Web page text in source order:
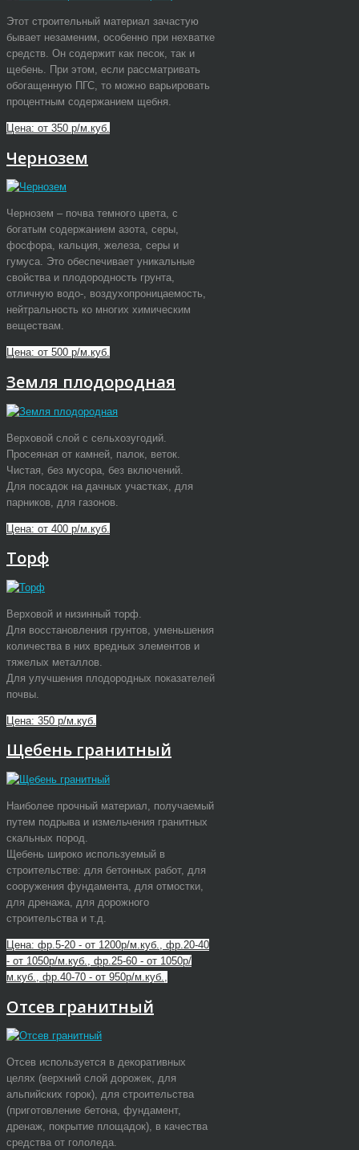
Этот строительный материал зачастую
бывает незаменим, особенно при нехватке
средств. Он содержит как песок, так и
щебень. При этом, если рассматривать
обогащенную ПГС, то можно варьировать
процентным содержанием щебня.
Цена: от 350 р/м.куб.
Чернозем
Чернозем – почва темного цвета, с
богатым содержанием азота, серы,
фосфора, кальция, железа, серы и
гумуса. Это обеспечивает уникальные
свойства и плодородность грунта,
отличную водо-, воздухопроницаемость,
нейтральность ко многих химическим
веществам.
Цена: от 500 р/м.куб.
Земля плодородная
Верховой слой с сельхозугодий.
Просеяная от камней, палок, веток.
Чистая, без мусора, без включений.
Для посадок на дачных участках, для
парников, для газонов.
Цена: от 400 р/м.куб.
Торф
Верховой и низинный торф.
Для восстановления грунтов, уменьшения
количества в них вредных элементов и
тяжелых металлов.
Для улучшения плодородных показателей
почвы.
Цена: 350 р/м.куб.
Щебень гранитный
Наиболее прочный материал, получаемый
путем подрыва и измельчения гранитных
скальных пород.
Щебень широко используемый в
строительстве: для бетонных работ, для
сооружения фундамента, для отмостки,
для дренажа, для дорожного
строительства и т.д.
Цена: фр.5-20 - от 1200р/м.куб., фр.20-40
- от 1050р/м.куб., фр.25-60 - от 1050р/
м.куб., фр.40-70 - от 950р/м.куб.,
Отсев гранитный
Отсев используется в декоративных
целях (верхний слой дорожек, для
альпийских горок), для строительства
(приготовление бетона, фундамент,
дренаж, покрытие площадок), в качества
средства от гололеда.